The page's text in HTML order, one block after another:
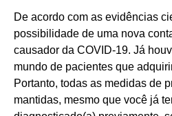
De acordo com as evidências
possibilidade de uma nova
causador da COVID-19. Já
mundo de pacientes que
Portanto, todas as medidas de
mantidas, mesmo que você já